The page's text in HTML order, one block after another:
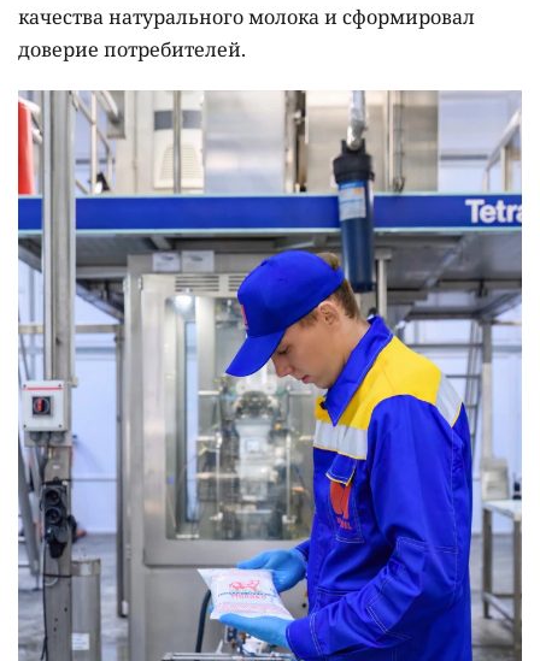
качества натурального молока и сформировал
доверие потребителей.